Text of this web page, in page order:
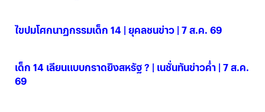
ไขปมโศกนาฏกรรมเด็ก 14 | ยุคลชนข่าว | 7 ส.ค. 69
เด็ก 14 เลียนแบบกราดยิงสหรัฐ ? | เนชั่นทันข่าวค่ำ | 7 ส.ค.
69